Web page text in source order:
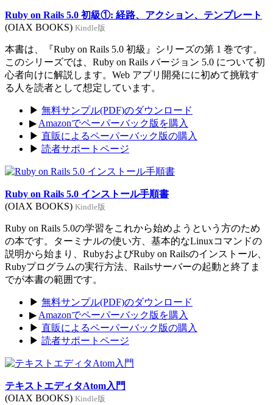
Ruby on Rails 5.0 初級①: 経路、アクション、テンプレート
(OIAX BOOKS) Kindle版
本書は、『Ruby on Rails 5.0 初級』シリーズの第 1 巻です。
このシリーズでは、Ruby on Rails バージョン 5.0 について初
心者向けに解説します。Web アプリ開発にに初めて挑戦す
る人を読者として想定しています。
▶ 無料サンプル(PDF)のダウンロード
▶ Amazonでペーパーバック版を購入
▶ 直販によるペーパーバック版の購入
▶ 読者サポートページ
Ruby on Rails 5.0 インストール手順書
(OIAX BOOKS) Kindle版
Ruby on Rails 5.0の学習をこれから始めようという方のため
の本です。ターミナルの使い方、基本的なLinuxコマンドの
説明から始まり、RubyおよびRuby on Railsのインストール、
Rubyプログラムの実行方法、Railsサーバーの起動と終了ま
でが本書の範囲です。
▶ 無料サンプル(PDF)のダウンロード
▶ Amazonでペーパーバック版を購入
▶ 直販によるペーパーバック版の購入
▶ 読者サポートページ
テキストエディタAtom入門
(OIAX BOOKS) Kindle版